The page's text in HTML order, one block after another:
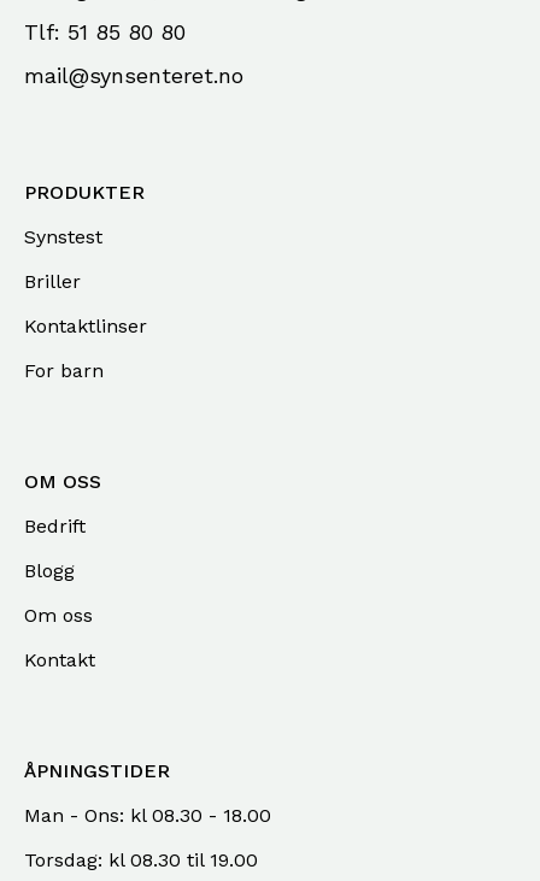
Tlf: 51 85 80 80
mail@synsenteret.no
PRODUKTER
Synstest
Briller
Kontaktlinser
For barn
OM OSS
Bedrift
Blogg
Om oss
Kontakt
ÅPNINGSTIDER
Man - Ons: kl 08.30 - 18.00
Torsdag: kl 08.30 til 19.00